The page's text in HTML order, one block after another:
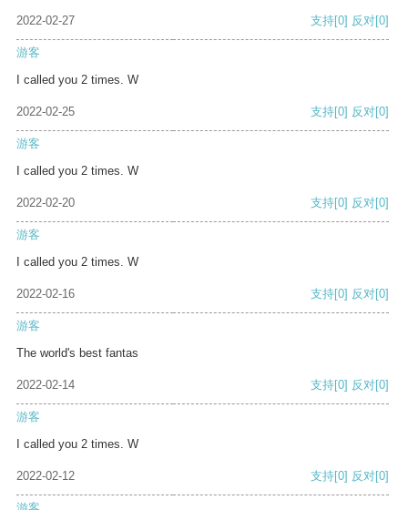
2022-02-27 支持[0] 反对[0]
游客
I called you 2 times. W
2022-02-25 支持[0] 反对[0]
游客
I called you 2 times. W
2022-02-20 支持[0] 反对[0]
游客
I called you 2 times. W
2022-02-16 支持[0] 反对[0]
游客
The world's best fantas
2022-02-14 支持[0] 反对[0]
游客
I called you 2 times. W
2022-02-12 支持[0] 反对[0]